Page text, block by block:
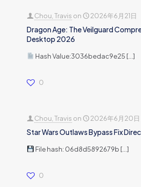
Chou, Travis on 2026年6月21日
Dragon Age: The Veilguard
Desktop 2026
Hash Value:3036bedac9e25 […]
0
Chou, Travis on 2026年6月20日
Star Wars Outlaws Bypass Fix
File hash: 06d8d5892679b […]
0